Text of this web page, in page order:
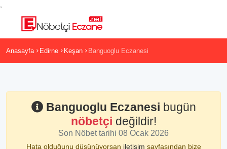
Anasayfa Edirne Keşan Banguoglu Eczanesi
Banguoglu Eczanesi bugün
nöbetçi değildir!
Son Nöbet tarihi 08 Ocak 2026
Hata olduğunu düşünüyorsan iletişim sayfasından bize